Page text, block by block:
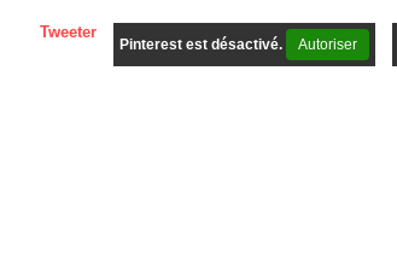
Tweeter
Pinterest est désactivé. Autoriser